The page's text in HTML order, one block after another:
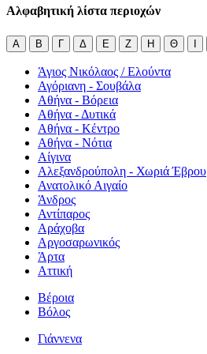
Αλφαβητική λίστα περιοχών
Α Β Γ Δ Ε Ζ Η Θ Ι
Άγιος Νικόλαος / Ελούντα
Αγόριανη - Σουβάλα
Αθήνα - Βόρεια
Αθήνα - Δυτικά
Αθήνα - Κέντρο
Αθήνα - Νότια
Αίγινα
Αλεξανδρούπολη - Χωριά Έβρου
Ανατολικό Αιγαίο
Άνδρος
Αντίπαρος
Αράχοβα
Αργοσαρωνικός
Άρτα
Αττική
Βέροια
Βόλος
Γιάννενα